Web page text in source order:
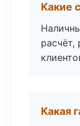
Какие
расчёт,
Какая